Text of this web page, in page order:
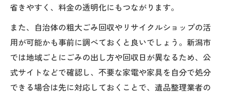
省きやすく、料金の透明化にもつながります。
また、自治体の粗大ごみ回収やリサイクルショップの活
用が可能かも事前に調べておくと良いでしょう。新潟市
では地域ごとにごみの出し方や回収日が異なるため、公
式サイトなどで確認し、不要な家電や家具を自分で処分
できる場合は先に対応しておくことで、遺品整理業者の